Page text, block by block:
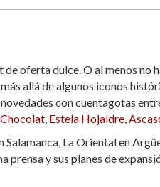
oferta dulce. O al menos no
allá de algunos iconos
novedades con cuentagotas
, Estela Hojaldre,
La Oriental en
prensa y sus planes de